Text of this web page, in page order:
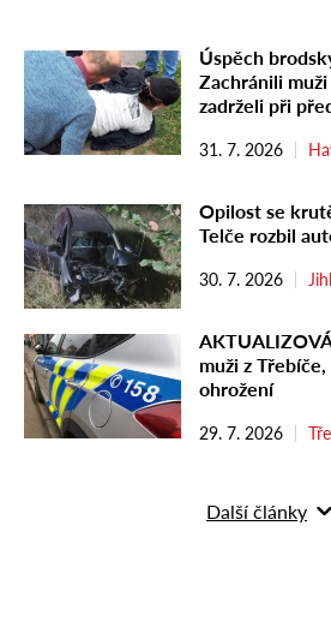
Úspěch
Zachránili
zadrželi při
31. 7. 2026
Opilost se
Telče rozbil
30. 7. 2026
muži z
ohrožení
29. 7. 2026
Další články